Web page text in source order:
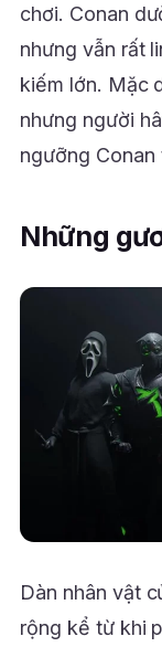
chơi. Conan
nhưng vẫn rất
kiếm lớn. Mặc
nhưng người
ngưỡng Conan
Những
Dàn nhân vật
rộng kể từ khi